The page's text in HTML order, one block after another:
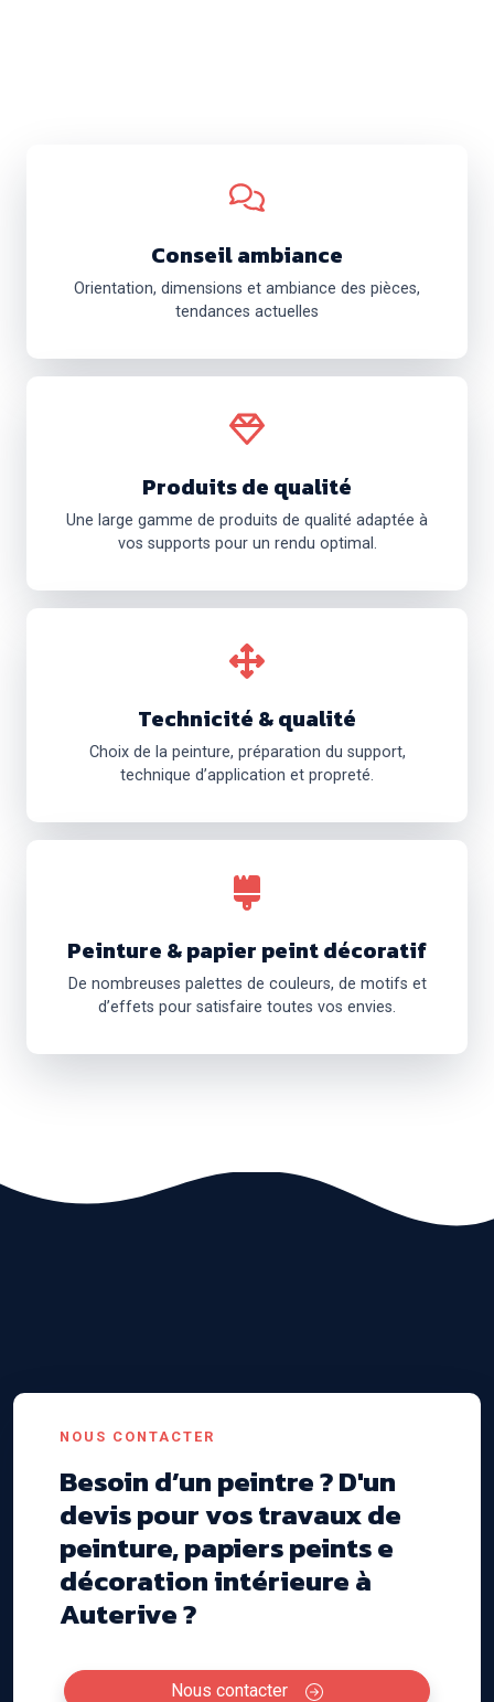
Conseil ambiance
Orientation, dimensions et ambiance des pièces,
tendances actuelles
Produits de qualité
Une large gamme de produits de qualité adaptée à
vos supports pour un rendu optimal.
Technicité & qualité
Choix de la peinture, préparation du support,
technique d’application et propreté.
Peinture & papier peint décoratif
De nombreuses palettes de couleurs, de motifs et
d’effets pour satisfaire toutes vos envies.
NOUS CONTACTER
Besoin d’un peintre ? D'un
devis pour vos travaux de
peinture, papiers peints e
décoration intérieure à
Auterive ?
Nous contacter